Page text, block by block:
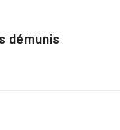
démunis